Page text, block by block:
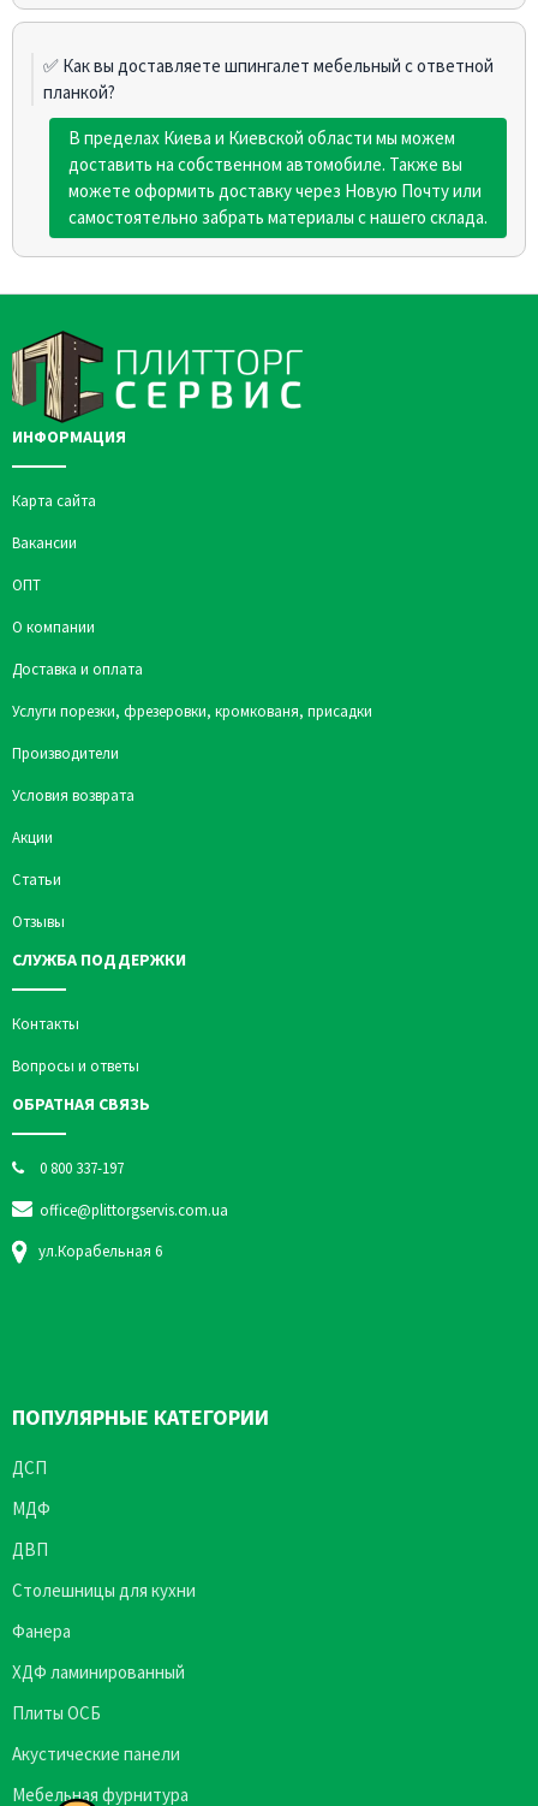
✅ Как вы доставляете шпингалет мебельный с ответной
планкой?
В пределах Киева и Киевской области мы можем
доставить на собственном автомобиле. Также вы
можете оформить доставку через Новую Почту или
самостоятельно забрать материалы с нашего склада.
ИНФОРМАЦИЯ
Карта сайта
Вакансии
ОПТ
О компании
Доставка и оплата
Услуги порезки, фрезеровки, кромкованя, присадки
Производители
Условия возврата
Акции
Статьи
Отзывы
СЛУЖБА ПОДДЕРЖКИ
Контакты
Вопросы и ответы
ОБРАТНАЯ СВЯЗЬ
0 800 337-197
office@plittorgservis.com.ua
ул.Корабельная 6
ПОПУЛЯРНЫЕ КАТЕГОРИИ
ДСП
МДФ
ДВП
Столешницы для кухни
Фанера
ХДФ ламинированный
Плиты ОСБ
Акустические панели
Мебельная фурнитура